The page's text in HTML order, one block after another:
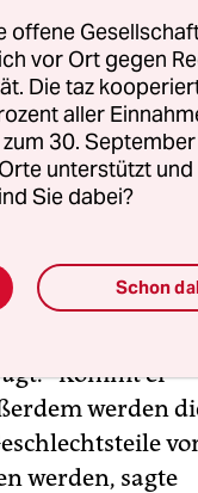
wir
früher selbst in
und dicht an
Kommt er
werden
werden, sagte
vor Ort gegen
Die taz
aller
30.
unterstützt
Sie dabei?
Schon